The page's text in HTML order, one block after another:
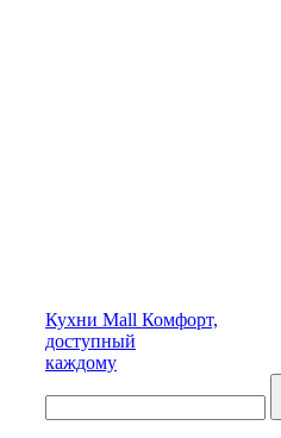
Кухни Mall Комфорт,
доступный
каждому